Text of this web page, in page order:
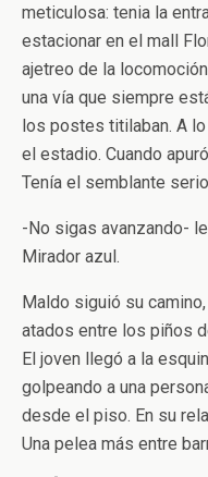
meticulosa: tenia la
estacionar en el mall
ajetreo de la
una vía que siempre
los postes titilaban. A
el estadio. Cuando
Tenía el semblante
-No sigas avanzando-
Mirador azul.
Maldo siguió su
atados entre los piños
El joven llegó a la
golpeando a una
desde el piso. En su
Una pelea más entre